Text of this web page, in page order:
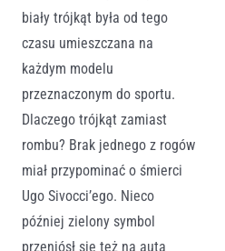
biały trójkąt była od tego
czasu umieszczana na
każdym modelu
przeznaczonym do sportu.
Dlaczego trójkąt zamiast
rombu? Brak jednego z rogów
miał przypominać o śmierci
Ugo Sivocci’ego. Nieco
później zielony symbol
przeniósł się też na auta